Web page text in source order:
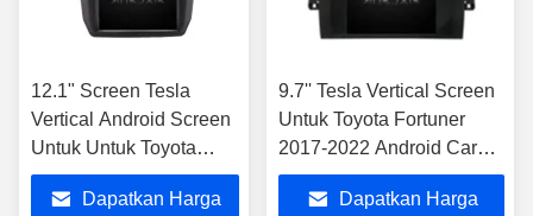
12.1" Screen Tesla
Vertical Android Screen
Untuk Untuk Toyota
Fortuner Hilux 2004-
2015 AUTO A/C Car
Dapatkan Harga
9.7'' Tesla Vertical Screen
Untuk Toyota Fortuner
2017-2022 Android Car
Multimedia Player
Dapatkan Harga